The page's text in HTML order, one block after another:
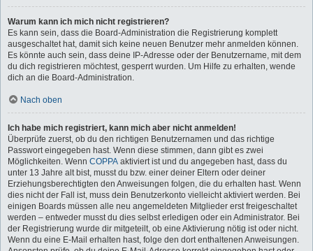
Warum kann ich mich nicht registrieren?
Es kann sein, dass die Board-Administration die Registrierung komplett
ausgeschaltet hat, damit sich keine neuen Benutzer mehr anmelden können.
Es könnte auch sein, dass deine IP-Adresse oder der Benutzername, mit dem
du dich registrieren möchtest, gesperrt wurden. Um Hilfe zu erhalten, wende
dich an die Board-Administration.
Nach oben
Ich habe mich registriert, kann mich aber nicht anmelden!
Überprüfe zuerst, ob du den richtigen Benutzernamen und das richtige
Passwort eingegeben hast. Wenn diese stimmen, dann gibt es zwei
Möglichkeiten. Wenn COPPA aktiviert ist und du angegeben hast, dass du
unter 13 Jahre alt bist, musst du bzw. einer deiner Eltern oder deiner
Erziehungsberechtigten den Anweisungen folgen, die du erhalten hast. Wenn
dies nicht der Fall ist, muss dein Benutzerkonto vielleicht aktiviert werden. Bei
einigen Boards müssen alle neu angemeldeten Mitglieder erst freigeschaltet
werden – entweder musst du dies selbst erledigen oder ein Administrator. Bei
der Registrierung wurde dir mitgeteilt, ob eine Aktivierung nötig ist oder nicht.
Wenn du eine E-Mail erhalten hast, folge den dort enthaltenen Anweisungen.